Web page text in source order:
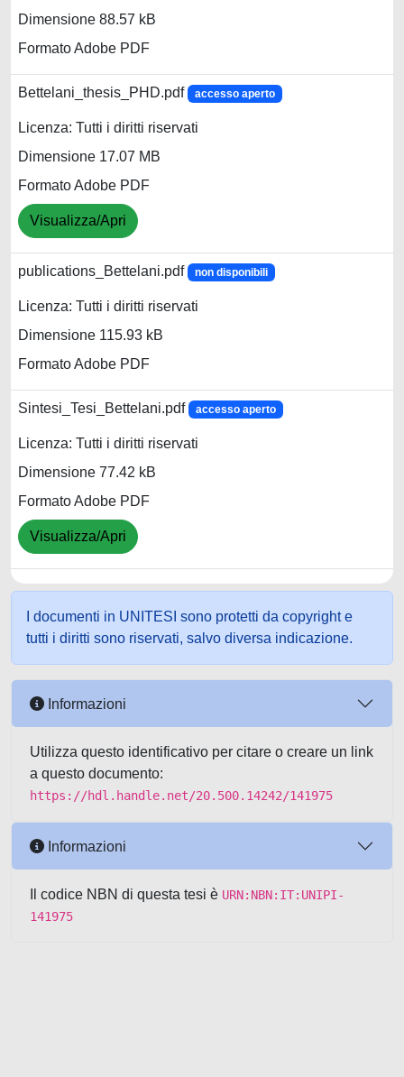
Dimensione 88.57 kB
Formato Adobe PDF
Bettelani_thesis_PHD.pdf accesso aperto
Licenza: Tutti i diritti riservati
Dimensione 17.07 MB
Formato Adobe PDF
Visualizza/Apri
publications_Bettelani.pdf non disponibili
Licenza: Tutti i diritti riservati
Dimensione 115.93 kB
Formato Adobe PDF
Sintesi_Tesi_Bettelani.pdf accesso aperto
Licenza: Tutti i diritti riservati
Dimensione 77.42 kB
Formato Adobe PDF
Visualizza/Apri
I documenti in UNITESI sono protetti da copyright e
tutti i diritti sono riservati, salvo diversa indicazione.
Informazioni
Utilizza questo identificativo per citare o creare un link
a questo documento:
https://hdl.handle.net/20.500.14242/141975
Informazioni
Il codice NBN di questa tesi è URN:NBN:IT:UNIPI-
141975